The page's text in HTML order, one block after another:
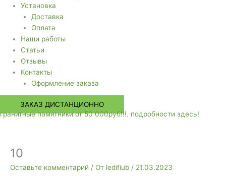
Установка
Доставка
Оплата
Наши работы
Статьи
Отзывы
Контакты
Оформление заказа
ЗАКАЗ ДИСТАНЦИОННО
гранитные памятники от 50 000руб!!!. подробности здесь!
10
Оставьте комментарий / От ledifiub / 21.03.2023